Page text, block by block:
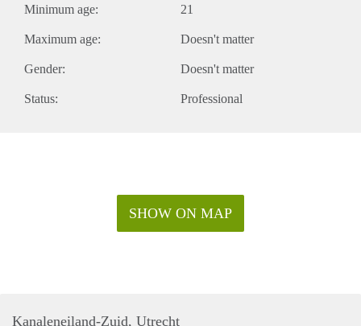
EUR muncipility tax). Minimum rental period: 1 year
Restriction owner.
Minimum age: 21
Maximum age: Doesn't matter
Gender: Doesn't matter
Status: Professional
SHOW ON MAP
Kanaleneiland-Zuid, Utrecht